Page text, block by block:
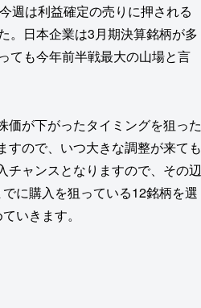
週は利益確定の売りに押される
。日本企業は3月期決算銘柄が多
ても今年前半戦最大の山場と言
価が下がったタイミングを狙った
すので、いつ大きな調整が来ても
チャンスとなりますので、その辺
に購入を狙っている12銘柄を選
いきます。